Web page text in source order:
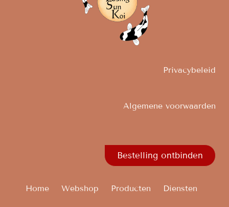
Privacybeleid
Algemene voorwaarden
Bestelling ontbinden
Home Webshop Producten Diensten